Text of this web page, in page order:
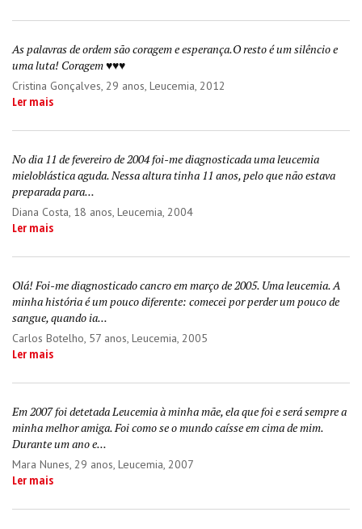
As palavras de ordem são coragem e esperança.O resto é um silêncio e
uma luta! Coragem ♥♥♥
Cristina Gonçalves, 29 anos, Leucemia, 2012
Ler mais
No dia 11 de fevereiro de 2004 foi-me diagnosticada uma leucemia
mieloblástica aguda. Nessa altura tinha 11 anos, pelo que não estava
preparada para...
Diana Costa, 18 anos, Leucemia, 2004
Ler mais
Olá! Foi-me diagnosticado cancro em março de 2005. Uma leucemia. A
minha história é um pouco diferente: comecei por perder um pouco de
sangue, quando ia...
Carlos Botelho, 57 anos, Leucemia, 2005
Ler mais
Em 2007 foi detetada Leucemia à minha mãe, ela que foi e será sempre a
minha melhor amiga. Foi como se o mundo caísse em cima de mim.
Durante um ano e...
Mara Nunes, 29 anos, Leucemia, 2007
Ler mais